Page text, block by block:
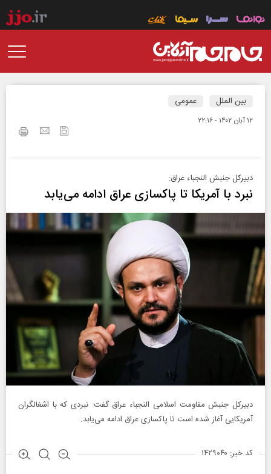
بین الملل عمومی
۱۲ آبان ۱۴۰۲ - ۲۲:۱۶
دبیرکل جنبش النجباء عراق:
نبرد با آمریکا تا پاکسازی عراق ادامه می‌یابد
دبیرکل جنبش مقاومت اسلامی النجباء عراق گفت: نبردی که با اشغالگران
آمریکایی آغاز شده است تا پاکسازی عراق ادامه می‌یابد.
کد خبر: ۱۴۲۹۰۴۰